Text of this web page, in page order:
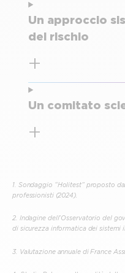
Un approccio
del rischio
Un comitato
1. Sondaggio “Holitest” proposto
professionisti (2024).
2. Indagine dell’Osservatorio del
di sicurezza informatica dei sistemi
3. Valutazione annuale di France